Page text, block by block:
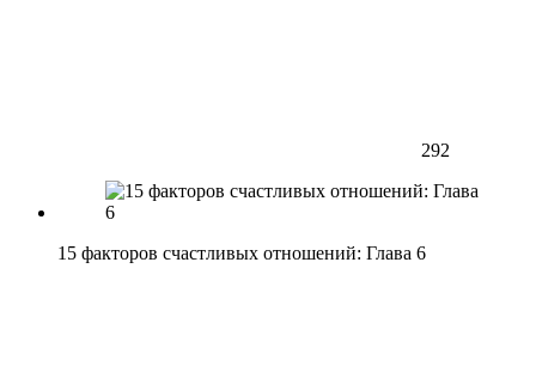
292
15 факторов счастливых отношений: Глава 6